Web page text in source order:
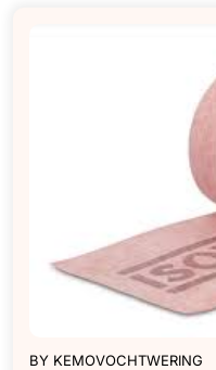
BY KEMOVOCHTWERING